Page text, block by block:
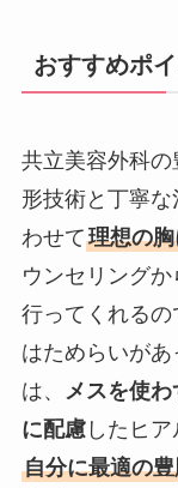
おすすめポ
共立美容外科
形技術と丁寧
わせて理想の
ウンセリング
行ってくれる
はためらいが
は、
メスを使
に配慮したヒア
自分に最適の